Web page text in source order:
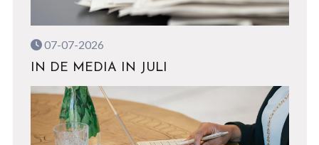
07-07-2026
IN DE MEDIA IN JULI